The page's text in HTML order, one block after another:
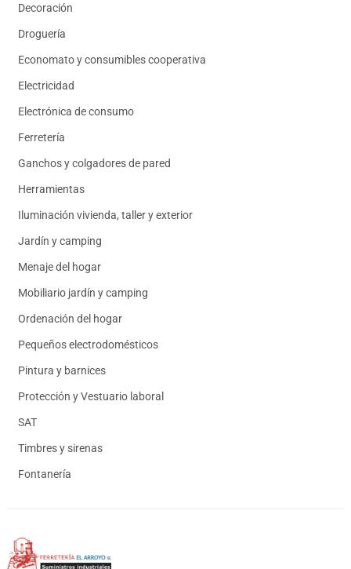
Decoración
Droguería
Economato y consumibles cooperativa
Electricidad
Electrónica de consumo
Ferretería
Ganchos y colgadores de pared
Herramientas
Iluminación vivienda, taller y exterior
Jardín y camping
Menaje del hogar
Mobiliario jardín y camping
Ordenación del hogar
Pequeños electrodomésticos
Pintura y barnices
Protección y Vestuario laboral
SAT
Timbres y sirenas
Fontanería